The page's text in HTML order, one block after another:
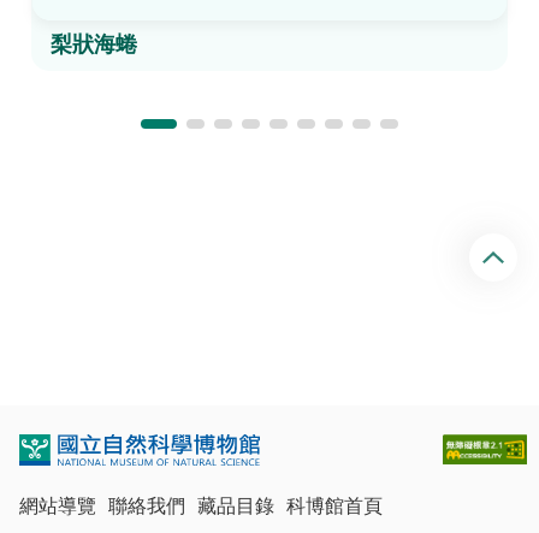
梨狀海蜷
網站導覽 聯絡我們 藏品目錄 科博館首頁
回
頂
端